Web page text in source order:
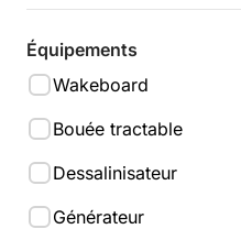
Équipements
Wakeboard
Bouée tractable
Dessalinisateur
Générateur